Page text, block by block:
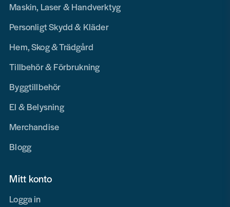
Maskin, Laser & Handverktyg
Personligt Skydd & Kläder
Hem, Skog & Trädgård
Tillbehör & Förbrukning
Byggtillbehör
El & Belysning
Merchandise
Blogg
Mitt konto
Logga in